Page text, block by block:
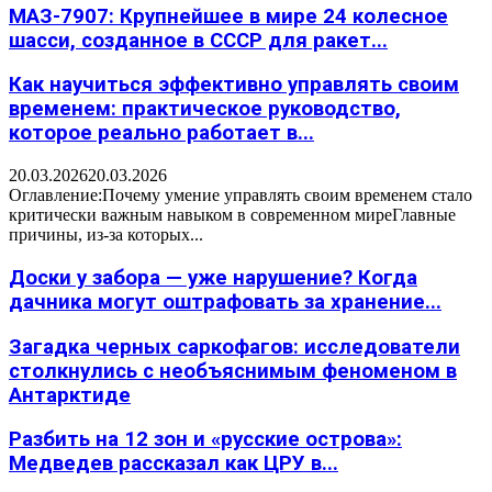
МАЗ-7907: Крупнейшее в мире 24 колесное
шасси, созданное в СССР для ракет...
Как научиться эффективно управлять своим
временем: практическое руководство,
которое реально работает в...
20.03.202620.03.2026
Оглавление:Почему умение управлять своим временем стало
критически важным навыком в современном миреГлавные
причины, из-за которых...
Доски у забора — уже нарушение? Когда
дачника могут оштрафовать за хранение...
Загадка черных саркофагов: исследователи
столкнулись с необъяснимым феноменом в
Антарктиде
Разбить на 12 зон и «русские острова»:
Медведев рассказал как ЦРУ в...